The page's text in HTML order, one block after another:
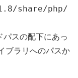
share/php/
パスの配下にあっ
ブラリへのパスか